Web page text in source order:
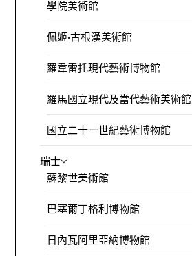
學院美術館
佩姬·古根漢美術館
羅韋雷托現代藝術博物館
羅馬國立現代及當代藝術美術館
國立二十一世紀藝術博物館
瑞士
蘇黎世美術館
巴塞爾丁格利博物館
日內瓦阿里亞納博物館